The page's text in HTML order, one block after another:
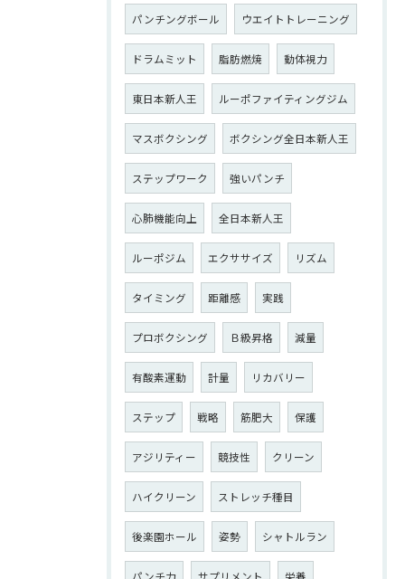
パンチングボール ウエイトトレーニング
ドラムミット 脂肪燃焼 動体視力
東日本新人王 ルーポファイティングジム
マスボクシング ボクシング全日本新人王
ステップワーク 強いパンチ
心肺機能向上 全日本新人王
ルーポジム エクササイズ リズム
タイミング 距離感 実践
プロボクシング Ｂ級昇格 減量
有酸素運動 計量 リカバリー
ステップ 戦略 筋肥大 保護
アジリティー 競技性 クリーン
ハイクリーン ストレッチ種目
後楽園ホール 姿勢 シャトルラン
パンチ力 サプリメント 栄養